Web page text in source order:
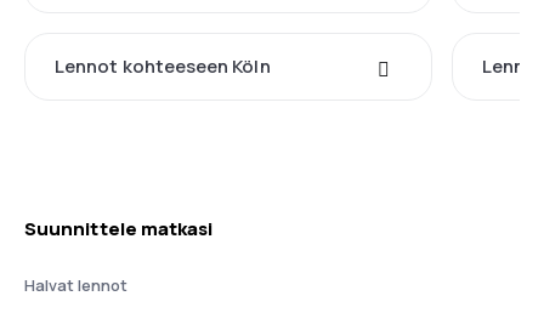
Lennot kohteeseen Köln
Suunnittele matkasi
Halvat lennot